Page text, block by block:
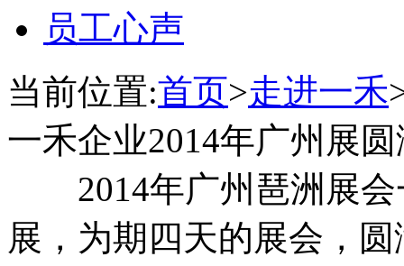
员工心声
当前位置:首页>走进一禾
一禾企业2014年广州展
2014年广州琶洲展会
展，为期四天的展会，